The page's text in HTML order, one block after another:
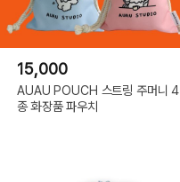
15,000
AUAU POUCH 스트링 주머니 4
종 화장품 파우치